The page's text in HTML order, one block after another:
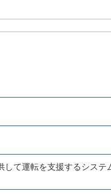
て運転を支援するシステ